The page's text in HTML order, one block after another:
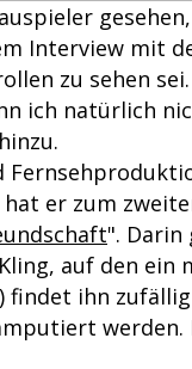
Interview mit
zu sehen
ich natürlich
er zum
". Darin
auf den ein
) findet ihn